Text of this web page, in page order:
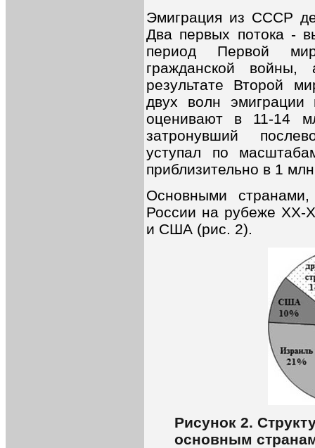
Эмиграция из СССР
Два первых потока -
период Первой
гражданской
результате Второй
двух волн
оценивают в 11-14
затронувший
уступал по
приблизительно в 1
Основными
России на рубеже XX-
и США (рис. 2).
Рисунок 2.
основным